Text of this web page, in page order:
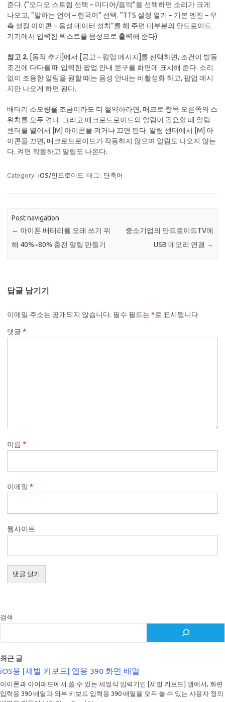
준다. (“오디오 스트림 선택 – 미디어/음악”을 선택하면 소리가 크게
나오고, “말하는 언어 – 한국어” 선택. “TTS 설정 열기 – 기본 엔진 – 우
측 설정 아이콘 – 음성 데이터 설치”를 해 주면 대부분의 안드로이드
기기에서 입력한 텍스트를 음성으로 출력해 준다)
참고 2. [동작 추가]에서 [공고 – 팝업 메시지]를 선택하면, 조건이 발동
조건에 다다를 때 입력한 팝업 안내 문구를 화면에 표시해 준다. 소리
없이 조용한 알림을 원할 때는 음성 안내는 비활성화 하고, 팝업 메시
지만 나오게 하면 된다.
배터리 소모량을 조금이라도 더 절약하라면, 매크로 항목 오른쪽의 스
위치를 모두 켠다. 그리고 매크로드로이드의 알림이 필요할 때 알림
센터를 열어서 [M] 아이콘을 켜거나 끄면 된다. 알림 센터에서 [M] 아
이콘을 끄면, 매크로드로이드가 작동하지 않으며 알림도 나오지 않는
다. 켜면 작동하고 알림도 나온다.
Category: iOS/안드로이드 태그: 단축어
Post navigation
← 아이폰 배터리를 오래 쓰기 위
해 40%~80% 충전 알림 만들기
중소기업의 안드로이드TV에
USB 메모리 연결 →
답글 남기기
이메일 주소는 공개되지 않습니다. 필수 필드는 *로 표시됩니다
댓글 *
이름 *
이메일 *
웹사이트
검색
최근 글
iOS용 [세벌 키보드] 앱용 390 화면 배열
아이폰과 아이패드에서 쓸 수 있는 세벌식 입력기인 [세벌 키보드] 앱에서, 화면
입력용 390 배열과 외부 키보드 입력용 390 배열을 모두 쓸 수 있는 사용자 정의